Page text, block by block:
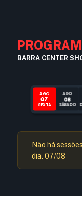
BARRA CENTER
AGO
07
SEXTA
AGO
08
SÁBADO
Não há
dia. 07/08